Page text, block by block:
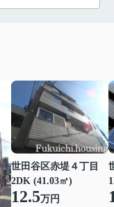
世田谷区赤堤４丁目
2DK (41.03㎡)
12.5万円